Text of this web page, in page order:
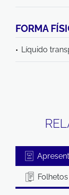
FORMA
Líquido
Folhetos